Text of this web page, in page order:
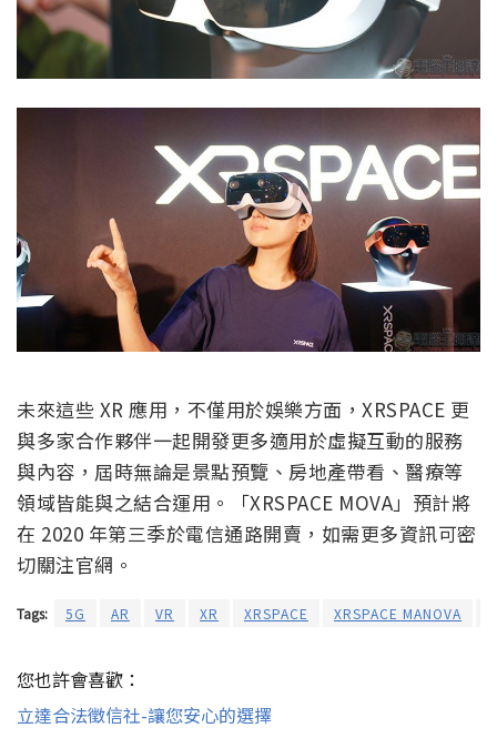
未來這些 XR 應用，不僅用於娛樂方面，XRSPACE 更
與多家合作夥伴一起開發更多適用於虛擬互動的服務
與內容，屆時無論是景點預覽、房地產帶看、醫療等
領域皆能與之結合運用。「XRSPACE MOVA」預計將
在 2020 年第三季於電信通路開賣，如需更多資訊可密
切關注官網。
Tags: 5G AR VR XR XRSPACE XRSPACE MANOVA
您也許會喜歡：
立達合法徵信社-讓您安心的選擇